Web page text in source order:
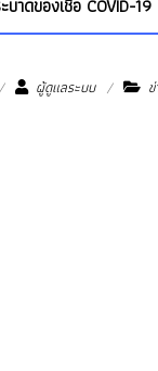
าดของเชื้อ COVID-19
ผู้ดูแลระบบ